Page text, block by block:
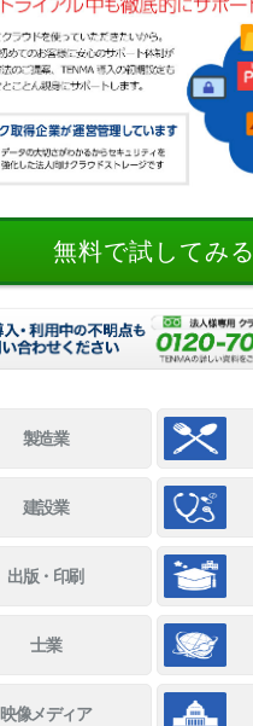
無料で試してみる
製造業
建設業
出版・印刷
士業
映像メディア